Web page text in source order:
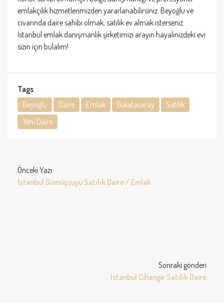
emlakçılık hizmetlerimizden yararlanabilirsiniz. Beyoğlu ve
civarında daire sahibi olmak, satılık ev almak isterseniz
İstanbul emlak danışmanlık şirketimizi arayın hayalinizdeki evi
sizin için bulalım!
Tags
Beyoğlu
Daire Emlak Galatasaray
Satılık
Yeni Daire
Önceki Yazı
İstanbul Gümüşsuyu Satılık Daire / Emlak
Sonraki gönderi
İstanbul Cihangir Satılık Daire